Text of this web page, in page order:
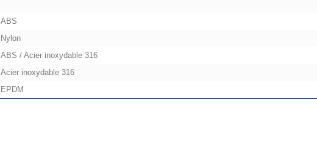
ABS
Nylon
ABS / Acier inoxydable 316
Acier inoxydable 316
EPDM